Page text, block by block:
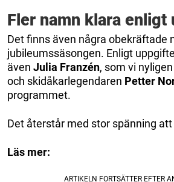
Fler namn klara enligt
Det finns även några obekräftade
jubileumssäsongen. Enligt
även Julia Franzén, som vi
och skidåkarlegendaren Petter
programmet.
Det återstår med stor spänning att
Läs mer: